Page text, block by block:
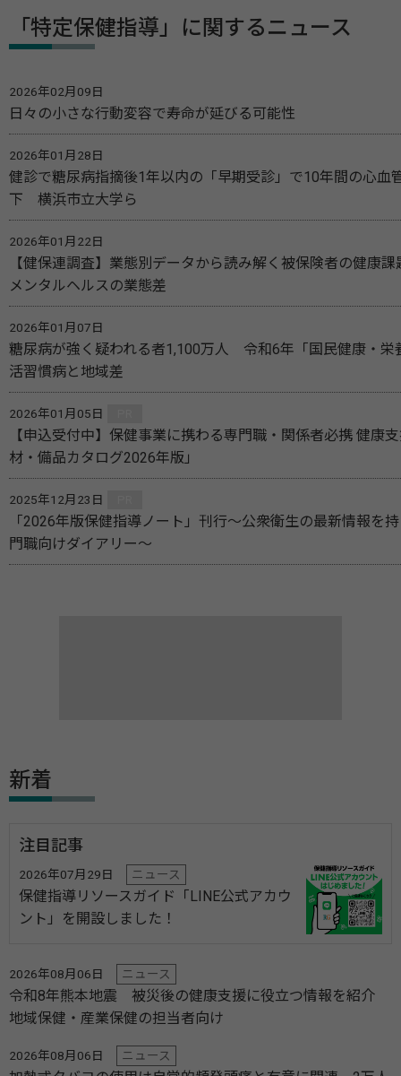
「特定保健指導」に関するニュース
2026年02月09日
日々の小さな行動変容で寿命が延びる可能性
2026年01月28日
健診で糖尿病指摘後1年以内の「早期受診」で10年間の心血
下 横浜市立大学ら
2026年01月22日
【健保連調査】業態別データから読み解く被保険者の健康
メンタルヘルスの業態差
2026年01月07日
糖尿病が強く疑われる者1,100万人 令和6年「国民健康・栄
活習慣病と地域差
2026年01月05日
【申込受付中】保健事業に携わる専門職・関係者必携 健康
材・備品カタログ2026年版」
2025年12月23日
「2026年版保健指導ノート」刊行～公衆衛生の最新情報を
門職向けダイアリー～
新着
注目記事
2026年07月29日 ニュース
保健指導リソースガイド「LINE公式アカウ
ント」を開設しました！
2026年08月06日 ニュース
令和8年熊本地震 被災後の健康支援に役立つ情報を紹介
地域保健・産業保健の担当者向け
2026年08月06日 ニュース